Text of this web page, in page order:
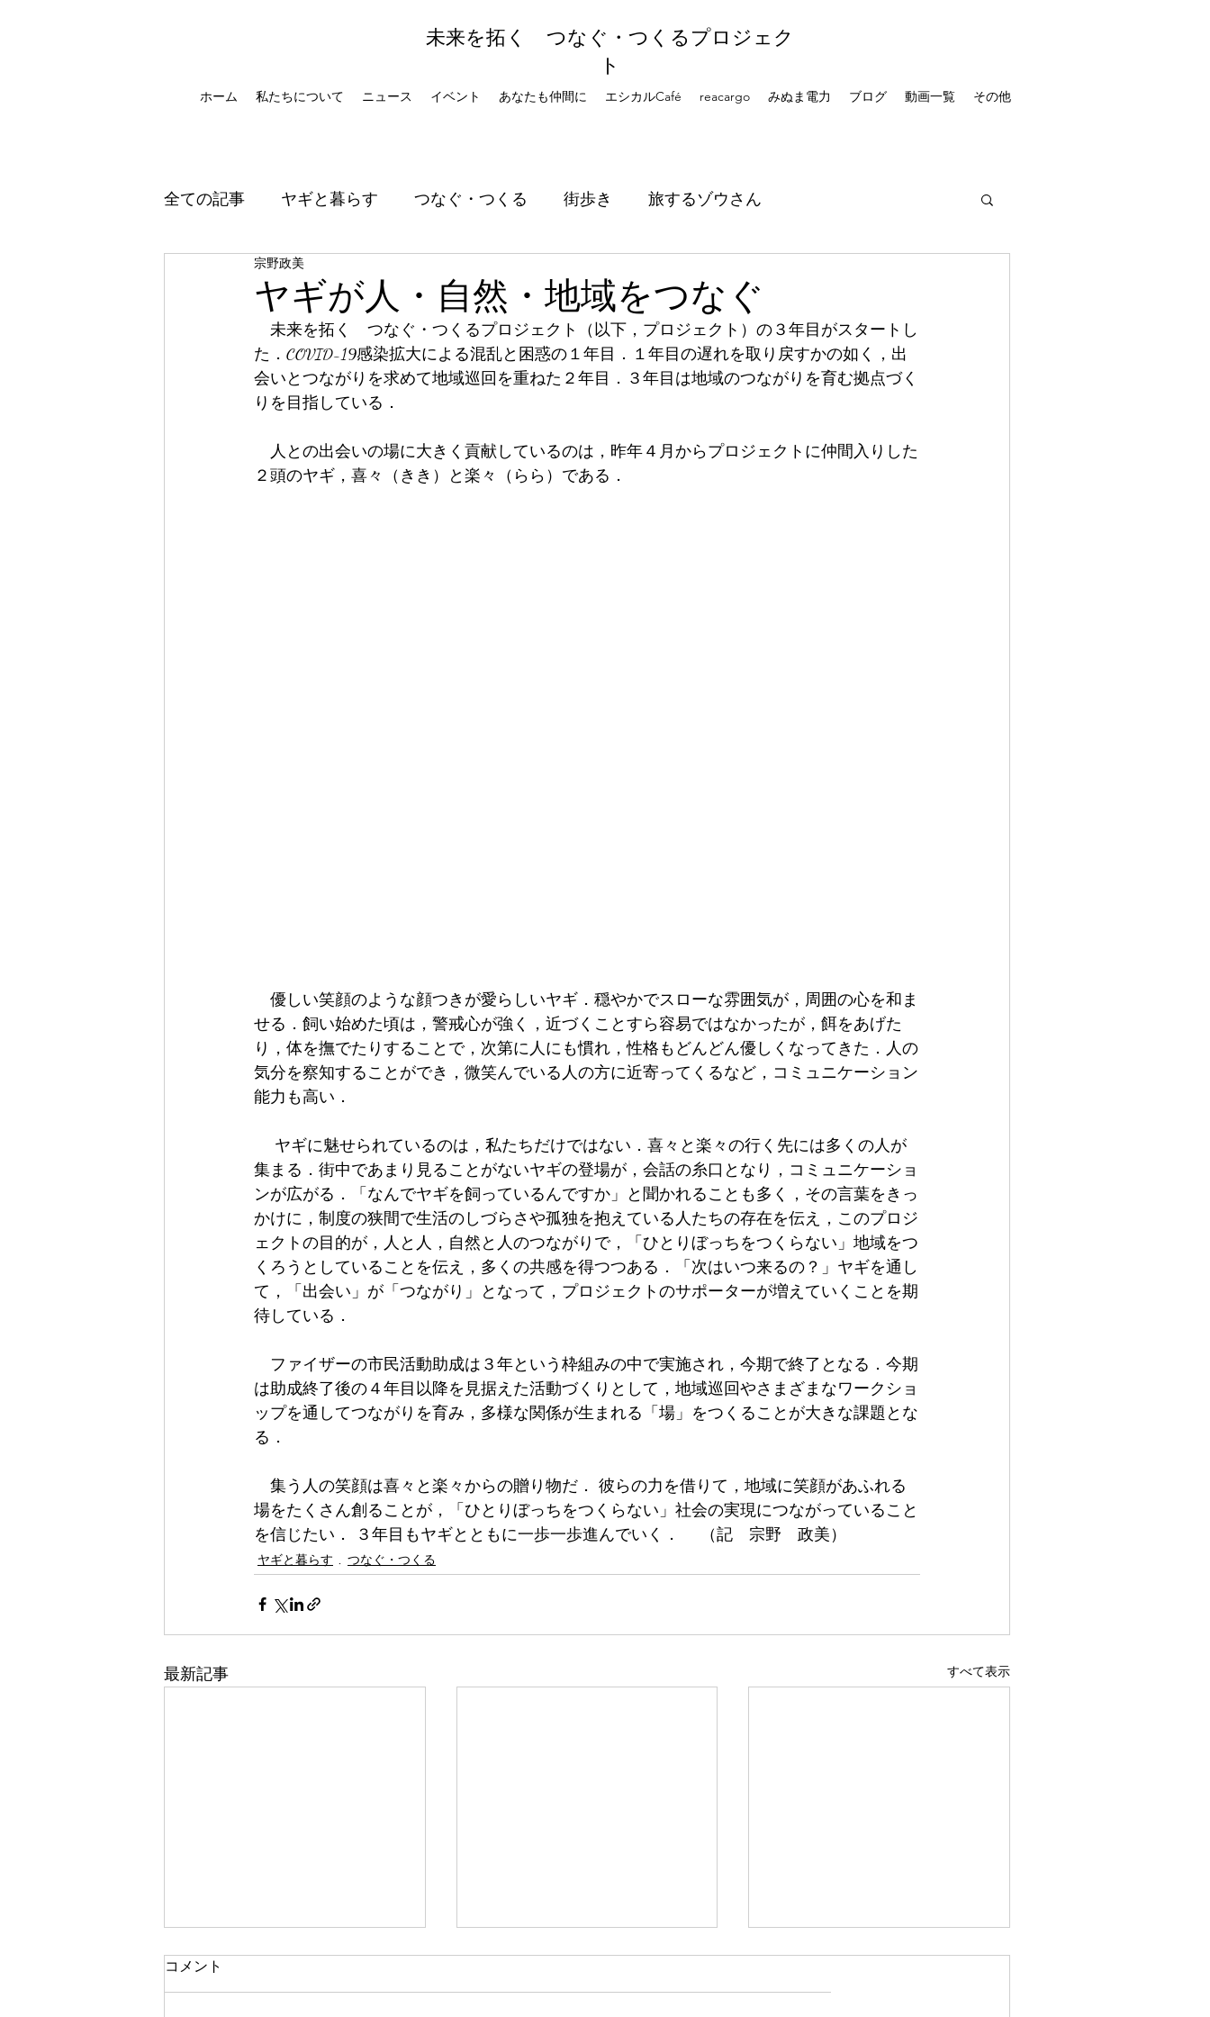
未来を拓く つなぐ・つくるプロジェク
ト
ホーム 私たちについて ニュース イベント あなたも仲間に エシカルCafé reacargo みぬま電力 ブログ 動画一覧 その他
全ての記事 ヤギと暮らす つなぐ・つくる 街歩き 旅するゾウさん
ヤギが人・自然・地域をつなぐ
宗野政美
未来を拓く　つなぐ・つくるプロジェクト（以下，プロジェクト）の３年目がスタートし
た．COVID-19感染拡大による混乱と困惑の１年目．１年目の遅れを取り戻すかの如く，出
会いとつながりを求めて地域巡回を重ねた２年目．３年目は地域のつながりを育む拠点づく
りを目指している．
人との出会いの場に大きく貢献しているのは，昨年４月からプロジェクトに仲間入りした
２頭のヤギ，喜々（きき）と楽々（らら）である．
優しい笑顔のような顔つきが愛らしいヤギ．穏やかでスローな雰囲気が，周囲の心を和ま
せる．飼い始めた頃は，警戒心が強く，近づくことすら容易ではなかったが，餌をあげた
り，体を撫でたりすることで，次第に人にも慣れ，性格もどんどん優しくなってきた．人の
気分を察知することができ，微笑んでいる人の方に近寄ってくるなど，コミュニケーション
能力も高い．
集まる．街中であまり見ることがないヤギの登場が，会話の糸口となり，コミュニケーショ
ンが広がる．「なんでヤギを飼っているんですか」と聞かれることも多く，その言葉をきっ
かけに，制度の狭間で生活のしづらさや孤独を抱えている人たちの存在を伝え，このプロジ
ェクトの目的が，人と人，自然と人のつながりで，「ひとりぼっちをつくらない」地域をつ
くろうとしていることを伝え，多くの共感を得つつある．「次はいつ来るの？」ヤギを通し
て，「出会い」が「つながり」となって，プロジェクトのサポーターが増えていくことを期
待している．
ファイザーの市民活動助成は３年という枠組みの中で実施され，今期で終了となる．今期
は助成終了後の４年目以降を見据えた活動づくりとして，地域巡回やさまざまなワークショ
ップを通してつながりを育み，多様な関係が生まれる「場」をつくることが大きな課題とな
る．
集う人の笑顔は喜々と楽々からの贈り物だ． 彼らの力を借りて，地域に笑顔があふれる
場をたくさん創ることが，「ひとりぼっちをつくらない」社会の実現につながっていること
を信じたい． ３年目もヤギとともに一歩一歩進んでいく． 　（記　宗野　政美）
ヤギと暮らす つなぐ・つくる
最新記事 すべて表示
コメント